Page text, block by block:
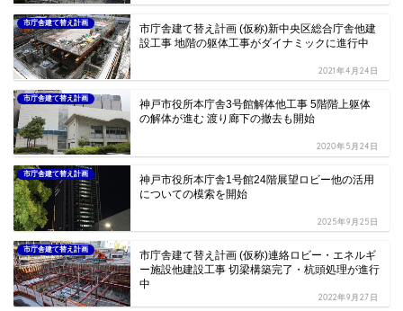
市庁舎建て替え計画
市庁舎建て替え計画 (仮称)新中央区総合庁舎他建
設工事 地階の躯体工事がダイナミックに進行中
2021年4月24日
市庁舎建て替え計画
神戸市役所本庁舎3号館解体他工事 5階階上躯体
の解体が進む 渡り廊下の撤去も開始
2020年5月24日
市庁舎建て替え計画
神戸市役所本庁舎1号館24階展望ロビー他の活用
についての模索を開始
2025年9月25日
市庁舎建て替え計画
市庁舎建て替え計画 (仮称)連絡ロビー・エネルギ
ー施設他建設工事 切梁構築完了・杭頭処理が進行
中
2022年9月27日